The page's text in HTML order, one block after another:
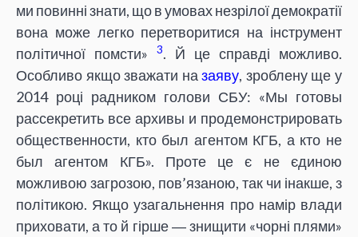
ми повинні знати, що в умовах незрілої демократії
вона може легко перетворитися на інструмент
політичної помсти»
3. Й це справді можливо.
Особливо якщо зважати назаяву, зроблену ще у
2014 році радником голови СБУ: «Мы готовы
рассекретить все архивы и продемонстрировать
общественности, кто был агентом КГБ, а кто не
был агентом КГБ». Проте це є не єдиною
можливою загрозою, пов’язаною, так чи інакше, з
політикою. Якщо узагальнення про намір влади
приховати, а то й гірше ― знищити «чорні плями»